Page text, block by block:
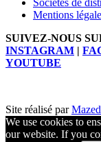
Sociétés de
Mentions
SUIVEZ-NOUS
INSTAGRAM |
YOUTUBE
Site réalisé par
We use cookies to
our website. If you